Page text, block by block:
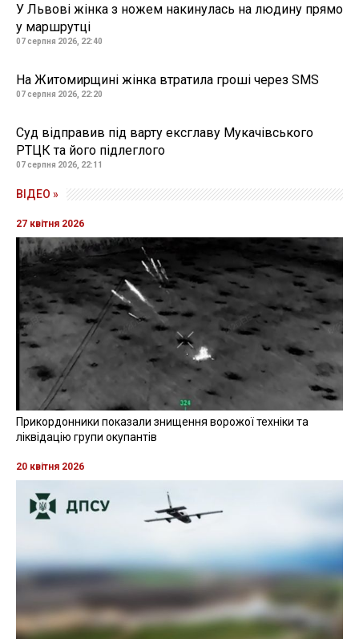
У Львові жінка з ножем накинулась на людину прямо
у маршрутці
07 серпня 2026, 22:40
На Житомирщині жінка втратила гроші через SMS
07 серпня 2026, 22:20
Суд відправив під варту ексглаву Мукачівського
РТЦК та його підлеглого
07 серпня 2026, 22:11
ВІДЕО »
27 квітня 2026
Прикордонники показали знищення ворожої техніки та
ліквідацію групи окупантів
20 квітня 2026